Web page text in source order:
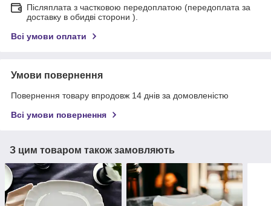
Післяплата з частковою передоплатою (передоплата за
доставку в обидві сторони ).
Всі умови оплати
Умови повернення
Повернення товару впродовж 14 днів за домовленістю
Всі умови повернення
З цим товаром також замовляють